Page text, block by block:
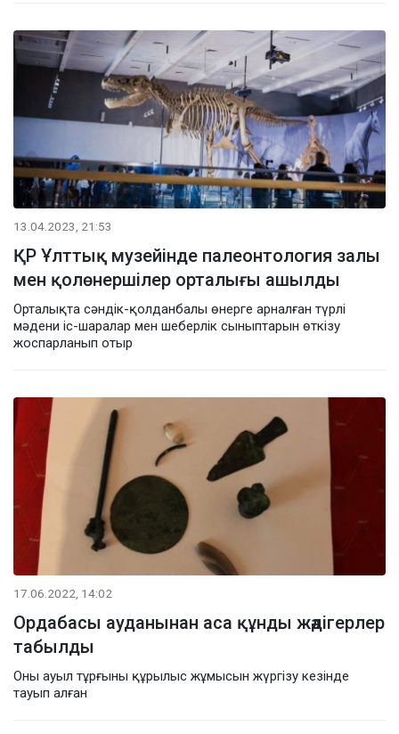
13.04.2023, 21:53
ҚР Ұлттық музейінде палеонтология залы
мен қолөнершілер орталығы ашылды
Орталықта сәндік-қолданбалы өнерге арналған түрлі
мәдени іс-шаралар мен шеберлік сыныптарын өткізу
жоспарланып отыр
17.06.2022, 14:02
Ордабасы ауданынан аса құнды жәдігерлер
табылды
Оны ауыл тұрғыны құрылыс жұмысын жүргізу кезінде
тауып алған